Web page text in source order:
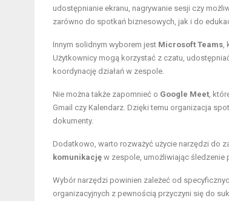
udostępnianie ekranu, nagrywanie sesji czy
zarówno do spotkań biznesowych, jak i do
Innym solidnym wyborem jest Microsoft Teams
Użytkownicy mogą korzystać z czatu,
koordynację działań w zespole.
Nie można także zapomnieć o Google Meet ,
Gmail czy Kalendarz. Dzięki temu organizacja
dokumenty.
Dodatkowo, warto rozważyć użycie narzędzi do
komunikację w zespole, umożliwiając
Wybór narzędzi powinien zależeć od
organizacyjnych z pewnością przyczyni się do